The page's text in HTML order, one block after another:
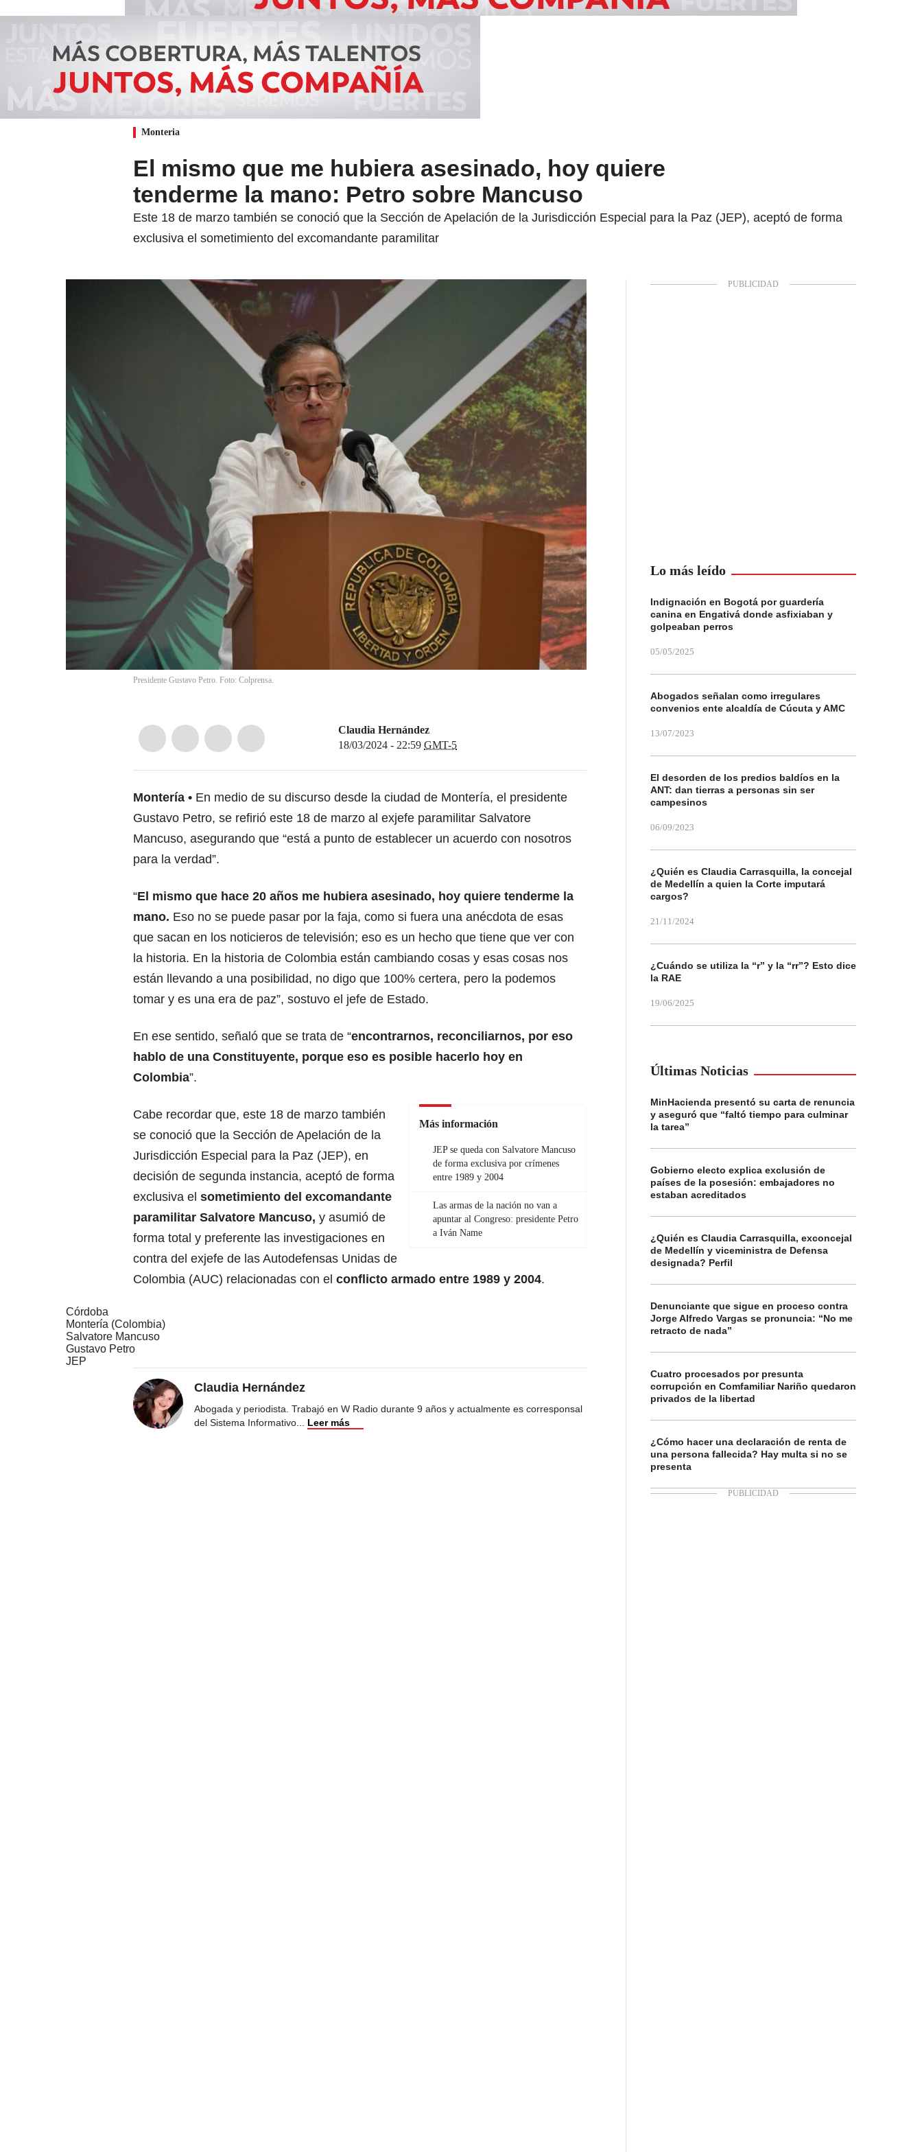
Monteria
El mismo que me hubiera asesinado, hoy quiere
tenderme la mano: Petro sobre Mancuso
Este 18 de marzo también se conoció que la Sección de Apelación de la Jurisdicción Especial para la Paz (JEP), aceptó de forma
exclusiva el sometimiento del excomandante paramilitar
Presidente Gustavo Petro. Foto: Colprensa.
Claudia Hernández
18/03/2024 - 22:59 GMT-5
Montería
En medio de su discurso desde la ciudad de Montería, el presidente
Gustavo Petro, se refirió este 18 de marzo al exjefe paramilitar Salvatore
Mancuso, asegurando que “está a punto de establecer un acuerdo con nosotros
para la verdad”.
“El mismo que hace 20 años me hubiera asesinado, hoy quiere tenderme la
mano. Eso no se puede pasar por la faja, como si fuera una anécdota de esas
que sacan en los noticieros de televisión; eso es un hecho que tiene que ver con
la historia. En la historia de Colombia están cambiando cosas y esas cosas nos
están llevando a una posibilidad, no digo que 100% certera, pero la podemos
tomar y es una era de paz”, sostuvo el jefe de Estado.
En ese sentido, señaló que se trata de “encontrarnos, reconciliarnos, por eso
hablo de una Constituyente, porque eso es posible hacerlo hoy en
Colombia”.
Más información
JEP se queda con Salvatore Mancuso
de forma exclusiva por crímenes
entre 1989 y 2004
Las armas de la nación no van a
apuntar al Congreso: presidente Petro
a Iván Name
Cabe recordar que, este 18 de marzo también
se conoció que la Sección de Apelación de la
Jurisdicción Especial para la Paz (JEP), en
decisión de segunda instancia, aceptó de forma
exclusiva el sometimiento del excomandante
paramilitar Salvatore Mancuso, y asumió de
forma total y preferente las investigaciones en
contra del exjefe de las Autodefensas Unidas de
Colombia (AUC) relacionadas con el conflicto armado entre 1989 y 2004.
Córdoba
Montería (Colombia)
Salvatore Mancuso
Gustavo Petro
JEP
Claudia Hernández
Abogada y periodista. Trabajó en W Radio durante 9 años y actualmente es corresponsal
del Sistema Informativo... Leer más
Lo más leído
Indignación en Bogotá por guardería
canina en Engativá donde asfixiaban y
golpeaban perros
05/05/2025
Abogados señalan como irregulares
convenios ente alcaldía de Cúcuta y AMC
13/07/2023
El desorden de los predios baldíos en la
ANT: dan tierras a personas sin ser
campesinos
06/09/2023
¿Quién es Claudia Carrasquilla, la concejal
de Medellín a quien la Corte imputará
cargos?
21/11/2024
¿Cuándo se utiliza la “r” y la “rr”? Esto dice
la RAE
19/06/2025
Últimas Noticias
MinHacienda presentó su carta de renuncia
y aseguró que “faltó tiempo para culminar
la tarea”
Gobierno electo explica exclusión de
países de la posesión: embajadores no
estaban acreditados
¿Quién es Claudia Carrasquilla, exconcejal
de Medellín y viceministra de Defensa
designada? Perfil
Denunciante que sigue en proceso contra
Jorge Alfredo Vargas se pronuncia: “No me
retracto de nada”
Cuatro procesados por presunta
corrupción en Comfamiliar Nariño quedaron
privados de la libertad
¿Cómo hacer una declaración de renta de
una persona fallecida? Hay multa si no se
presenta